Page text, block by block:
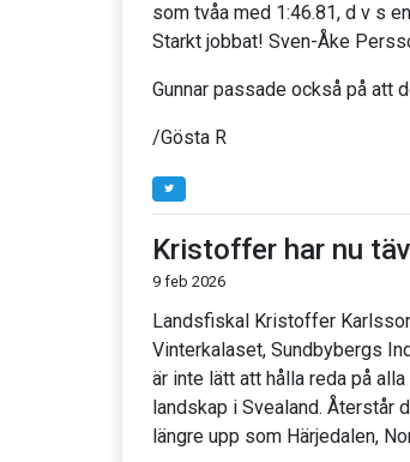
som tvåa med 1:46.81, d v s
Starkt jobbat! Sven-Åke
Gunnar passade också på att
/Gösta R
Kristoffer har nu
9 feb 2026
Landsfiskal Kristoffer
Vinterkalaset, Sundbybergs
är inte lätt att hålla reda på
landskap i Svealand. Återstår
längre upp som Härjedalen,